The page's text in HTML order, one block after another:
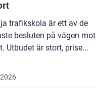
trafikskola är ett av de
besluten på vägen mot
Utbudet är stort, prise...